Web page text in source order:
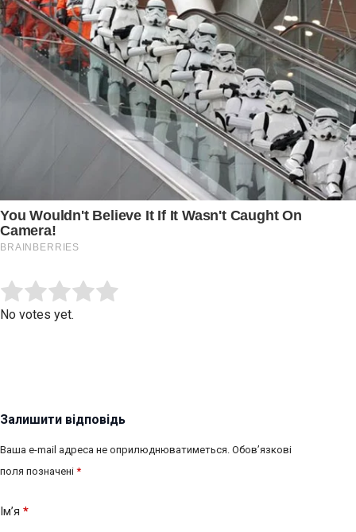
Rate this item:
No votes yet.
Залишити відповідь
Ваша e-mail адреса не оприлюднюватиметься. Обов’язкові
поля позначені *
Ім’я *